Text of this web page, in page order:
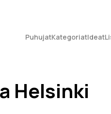
PuhujatKategoriatIdeat
Helsinki